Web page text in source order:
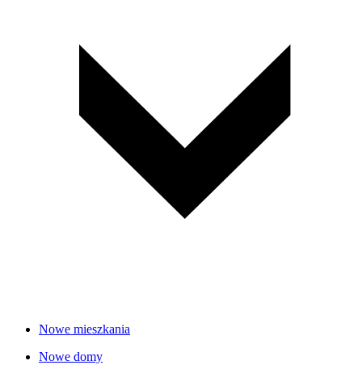
Nowe mieszkania
Nowe domy